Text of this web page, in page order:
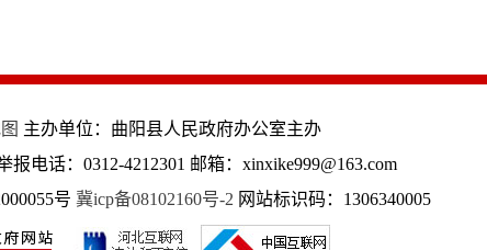
主办单位：曲阳县人民政府办公室主办
报电话：0312-4212301 邮箱：xinxike999@163.com
号 冀icp备08102160号-2 网站标识码：1306340005